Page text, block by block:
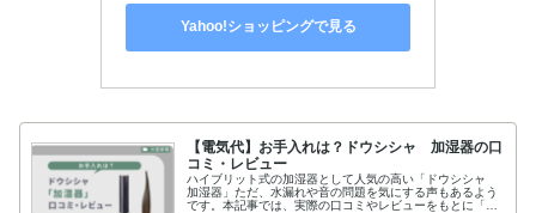
Yahoo!ショッピングで見る
【電気代】お手入れは？ドウシシャ 加湿器の口
コミ・レビュー
ハイブリット式の加湿器として人気の高い「ドウシシャ
加湿器」ただ、水漏れや音の問題を気にする声もあるよう
です。本記事では、実際の口コミやレビューをもとに「ド